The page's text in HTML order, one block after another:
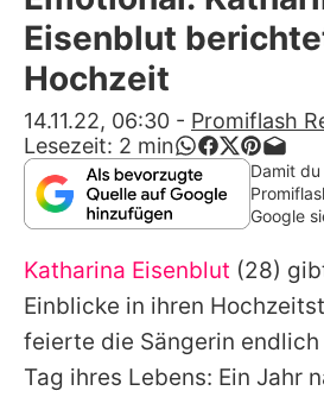
Alle Themen auf
App
Team
Redaktionelle
Impressum
Eisenblut
Hochzeit
14.11.22, 06:30 - Promiflash
Lesezeit: 2 min
Damit
Google
Katharina Eisenblut (28)
Einblicke in ihren
feierte die Sängerin
Tag ihres Lebens: Ein Jahr